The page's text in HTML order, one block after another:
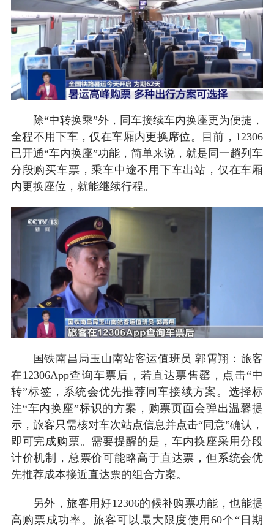
除“中转换乘”外，同车接续车内换座更为便捷，
全程不用下车，仅在车厢内更换席位。目前，12306
已开通“车内换座”功能，简单来说，就是同一趟列车
分段购买车票，乘车中途不用下车出站，仅在车厢
内更换座位，就能继续行程。
国铁南昌局玉山南站客运值班员 郭霄翔：旅客
在12306App查询车票后，若直达票售罄，点击“中
转”标签，系统会优先推荐同车接续方案。选择标
注“车内换座”标识的方案，购票页面会弹出温馨提
示，旅客只需核对车次站点信息并点击“同意”确认，
即可完成购票。需要提醒的是，车内换座采用分段
计价机制，总票价可能略高于直达票，但系统会优
先推荐成本接近直达票的组合方案。
另外，旅客用好12306的候补购票功能，也能提
高购票成功率。旅客可以最大限度使用60个“日期